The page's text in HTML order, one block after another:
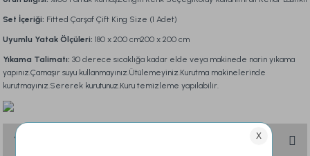
Set İçeriği: Fitted Çarşaf Çift King Size (1 Adet)
Uyumlu Yatak Ölçüleri: 180 x 200 cm200 x 200 cm
Yıkama Talimatı: 30 derece sıcaklığa kadar elde veya makinede narin yıkama
yapınız.Çamaşır suyu kullanmayınız.Ütülemeyiniz.Kurutma makinelerinde
kurutmayınız.Sererek kurutunuz.Kuru temizleme yapılabilir.
Yorumlar